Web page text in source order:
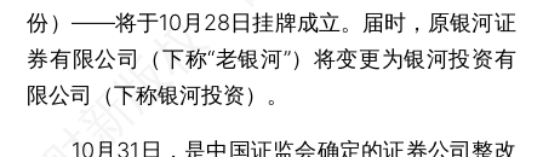
份）——将于10月28日挂牌成立。届时，原银河证
券有限公司（下称“老银河”）将变更为银河投资有
限公司（下称银河投资）。
10月31日，是中国证监会确定的证券公司整改